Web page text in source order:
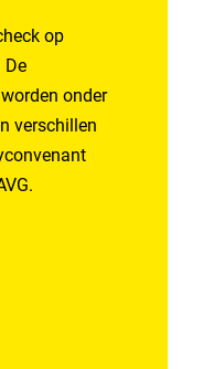
op
De
onder
verschillen